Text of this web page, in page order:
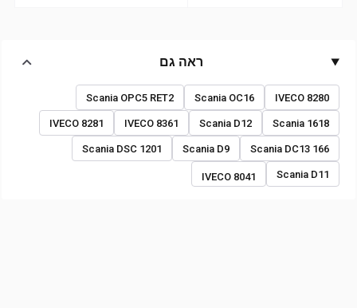
ראה גם
IVECO 8280
Scania OC16
Scania OPC5 RET2
Scania 1618
Scania D12
IVECO 8361
IVECO 8281
Scania DC13 166
Scania D9
Scania DSC 1201
Scania D11
IVECO 8041